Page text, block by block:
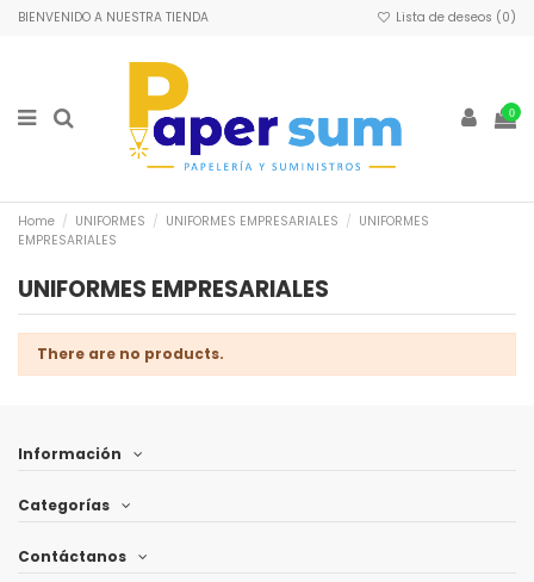
BIENVENIDO A NUESTRA TIENDA Lista de deseos (0)
0
Home UNIFORMES UNIFORMES EMPRESARIALES
UNIFORMES
EMPRESARIALES
UNIFORMES EMPRESARIALES
There are no products.
Información
Categorías
Contáctanos